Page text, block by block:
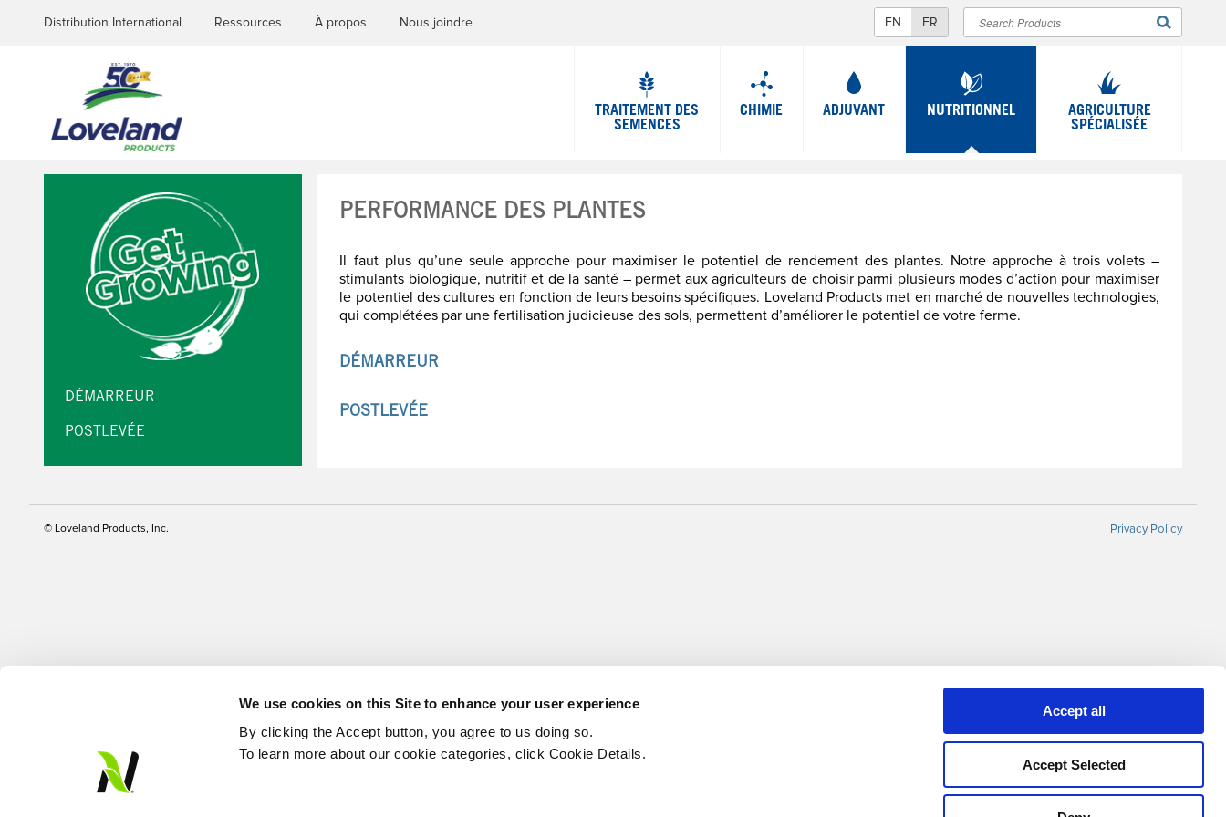
We use cookies on this Site to enhance your user experience
By clicking the Accept button, you agree to us doing so.
To learn more about our cookie categories, click Cookie Details.
Accept all
Accept Selected
Distribution International Ressources À propos Nous joindre
FORMULAIRE
DE
RECHERCHE
Rechercher
TRAITEMENT DES
SEMENCES
CHIMIE ADJUVANT NUTRITIONNEL
AGRICULTURE
SPÉCIALISÉE
PERFORMANCE DES PLANTES
Il faut plus qu’une seule approche pour maximiser le potentiel de rendement des plantes. Notre approche à trois volets –
stimulants biologique, nutritif et de la santé – permet aux agriculteurs de choisir parmi plusieurs modes d’action pour maximiser
le potentiel des cultures en fonction de leurs besoins spécifiques. Loveland Products met en marché de nouvelles technologies,
qui complétées par une fertilisation judicieuse des sols, permettent d’améliorer le potentiel de votre ferme.
DÉMARREUR
POSTLEVÉE
DÉMARREUR
POSTLEVÉE
© Loveland Products, Inc. Privacy Policy